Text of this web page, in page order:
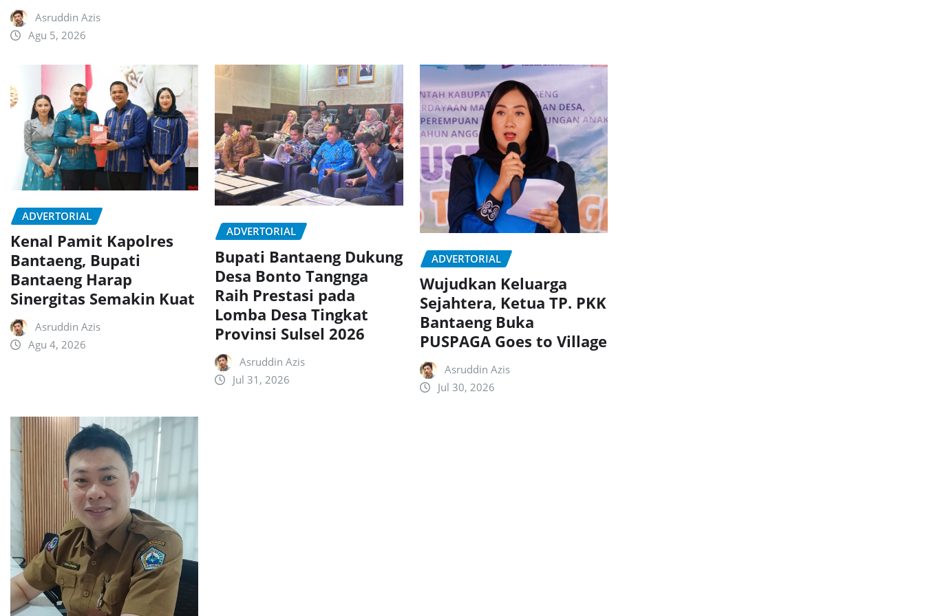
Asruddin Azis
Agu 5, 2026
ADVERTORIAL
Kenal Pamit Kapolres
Bantaeng, Bupati
Bantaeng Harap
Sinergitas Semakin Kuat
Asruddin Azis
Agu 4, 2026
ADVERTORIAL
Bupati Bantaeng Dukung
Desa Bonto Tangnga
Raih Prestasi pada
Lomba Desa Tingkat
Provinsi Sulsel 2026
Asruddin Azis
Jul 31, 2026
ADVERTORIAL
Wujudkan Keluarga
Sejahtera, Ketua TP. PKK
Bantaeng Buka
PUSPAGA Goes to Village
Asruddin Azis
Jul 30, 2026